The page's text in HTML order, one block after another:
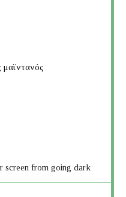
μαϊντανός
screen from going dark